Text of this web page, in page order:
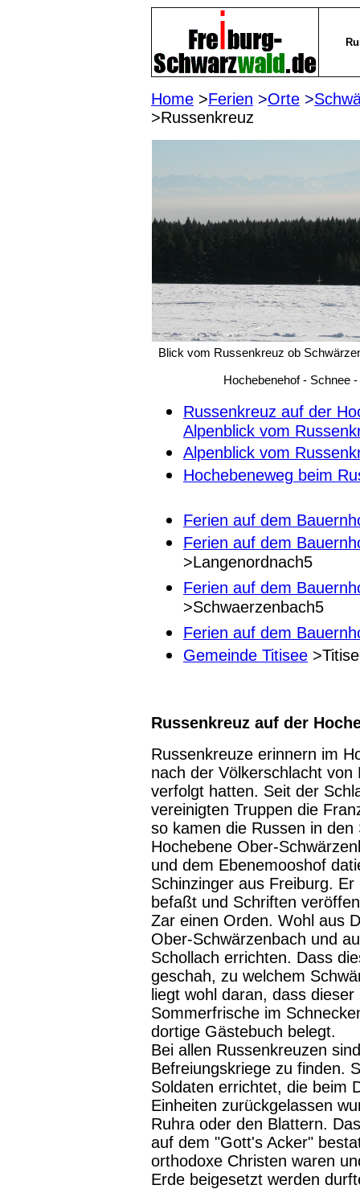
Home >Ferien >Orte >
Blick vom Russenkreuz ob
Hochebenehof - Schnee
Russenkreuz auf der
Alpenblick vom
Alpenblick vom
Hochebeneweg beim
Ferien auf dem
Ferien auf dem
>Langenordnach5
Ferien auf dem
>Schwaerzenbach5
Ferien auf dem
Gemeinde Titisee
Russenkreuz auf der
Russenkreuze erinnern im
nach der Völkerschlacht von
verfolgt hatten. Seit der
vereinigten Truppen die
so kamen die Russen in
Hochebene Ober-
und dem Ebenemooshof
Schinzinger aus Freiburg.
befaßt und Schriften
Zar einen Orden. Wohl aus
Ober-Schwärzenbach und
Schollach errichten. Dass
geschah, zu welchem
liegt wohl daran, dass
Sommerfrische im
dortige Gästebuch belegt.
Bei allen Russenkreuzen
Befreiungskriege zu finden.
Soldaten errichtet, die beim
Einheiten zurückgelassen
Ruhra oder den Blattern.
auf dem "Gott's Acker"
orthodoxe Christen waren
Erde beigesetzt werden